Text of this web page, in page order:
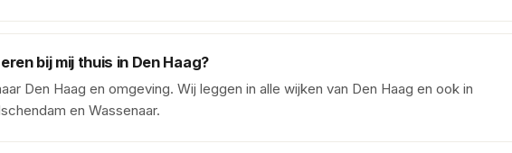
bij mij thuis in Den Haag?
Den Haag en omgeving. Wij leggen in alle wijken van Den Haag en ook in
en Wassenaar.